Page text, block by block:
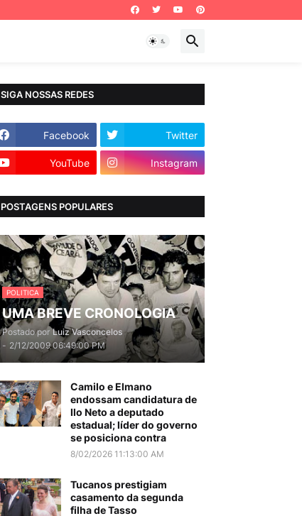
SIGA NOSSAS REDES
Facebook Twitter
YouTube Instagram
POSTAGENS POPULARES
POLITICA
UMA BREVE CRONOLOGIA
Postado por Luiz Vasconcelos
- 2/12/2009 06:49:00 PM
Camilo e Elmano
endossam candidatura de
Ilo Neto a deputado
estadual; líder do governo
se posiciona contra
8/02/2026 11:13:00 AM
Tucanos prestigiam
casamento da segunda
filha de Tasso